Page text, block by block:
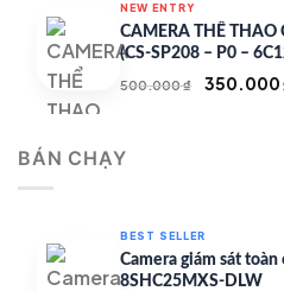
NEW ENTRY
CAMERA THỂ THAO
(CS-SP208 – P0 –
500.000₫
Giá
350.000
BÁN CHẠY
BEST SELLER
Camera giám sát toàn
8SHC25MXS-DLW